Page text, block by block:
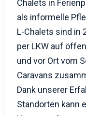
haben? Kuiper
jahrelange
Chalets in
als informelle
L-Chalets sind in
per LKW auf
und vor Ort vom
Caravans